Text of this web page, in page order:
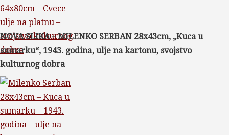
64x80cm – Cvece –
ulje na platnu –
svojstvo kulturnog
dobra
NOVA SLIKA – MILENKO SERBAN 28x43cm, „Kuca u
sumarku“, 1943. godina, ulje na kartonu, svojstvo
kulturnog dobra